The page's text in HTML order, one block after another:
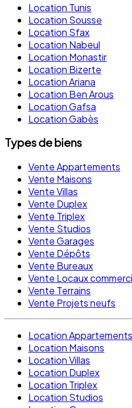
Location Tunis
Location Sousse
Location Sfax
Location Nabeul
Location Monastir
Location Bizerte
Location Ariana
Location Ben Arous
Location Gafsa
Location Gabès
Types de biens
Vente Appartements
Vente Maisons
Vente Villas
Vente Duplex
Vente Triplex
Vente Studios
Vente Garages
Vente Dépôts
Vente Bureaux
Vente Locaux
Vente Terrains
Vente Projets neufs
Location Appartements
Location Maisons
Location Villas
Location Duplex
Location Triplex
Location Studios